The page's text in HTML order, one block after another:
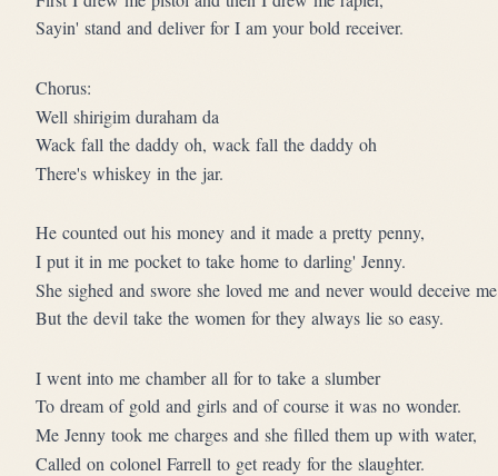
Sayin' stand and deliver for I am your bold receiver.
Chorus:
Well shirigim duraham da
Wack fall the daddy oh, wack fall the daddy oh
There's whiskey in the jar.
He counted out his money and it made a pretty penny,
I put it in me pocket to take home to darling' Jenny.
She sighed and swore she loved me and never would deceive me
But the devil take the women for they always lie so easy.
I went into me chamber all for to take a slumber
To dream of gold and girls and of course it was no wonder.
Me Jenny took me charges and she filled them up with water,
Called on colonel Farrell to get ready for the slaughter.